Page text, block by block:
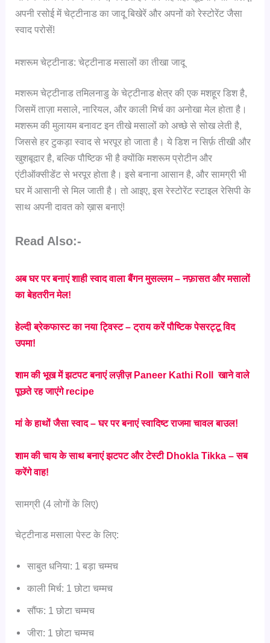
अपनी रसोई में चेट्टीनाड का जादू बिखेरें और अपनों को रेस्टोरेंट जैसा
स्वाद परोसें!
मशरूम चेट्टीनाड: चेट्टीनाड मसालों का तीखा जादू
मशरूम चेट्टीनाड तमिलनाडु के चेट्टीनाड क्षेत्र की एक मशहूर डिश है,
जिसमें ताज़ा मसाले, नारियल, और काली मिर्च का अनोखा मेल होता है।
मशरूम की मुलायम बनावट इन तीखे मसालों को अच्छे से सोख लेती है,
जिससे हर टुकड़ा स्वाद से भरपूर हो जाता है। ये डिश न सिर्फ़ तीखी और
खुशबूदार है, बल्कि पौष्टिक भी है क्योंकि मशरूम प्रोटीन और
एंटीऑक्सीडेंट से भरपूर होता है। इसे बनाना आसान है, और सामग्री भी
घर में आसानी से मिल जाती है। तो आइए, इस रेस्टोरेंट स्टाइल रेसिपी के
साथ अपनी दावत को ख़ास बनाएं!
Read Also:-
अब घर पर बनाएं शाही स्वाद वाला बैंगन मुसल्लम – नफ़ासत और मसालों
का बेहतरीन मेल!
हेल्दी ब्रेकफास्ट का नया ट्विस्ट – ट्राय करें पौष्टिक पेसरट्टू विद
उपमा!
शाम की भूख में झटपट बनाएं लज़ीज़ Paneer Kathi Roll खाने वाले
पूछते रह जाएंगे recipe
मां के हाथों जैसा स्वाद – घर पर बनाएं स्वादिष्ट राजमा चावल बाउल!
शाम की चाय के साथ बनाएं झटपट और टेस्टी Dhokla Tikka – सब
करेंगे वाह!
सामग्री (4 लोगों के लिए)
चेट्टीनाड मसाला पेस्ट के लिए:
साबुत धनिया: 1 बड़ा चम्मच
काली मिर्च: 1 छोटा चम्मच
सौंफ: 1 छोटा चम्मच
जीरा: 1 छोटा चम्मच